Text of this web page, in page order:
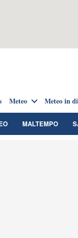
Meteo Meteo in
MALTEMPO